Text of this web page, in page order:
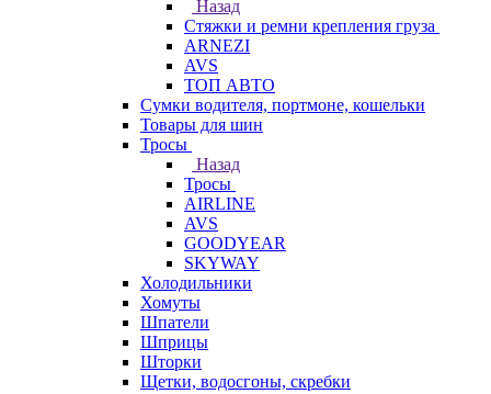
Назад
Стяжки и ремни крепления груза
ARNEZI
AVS
ТОП АВТО
Сумки водителя, портмоне, кошельки
Товары для шин
Тросы
Назад
Тросы
AIRLINE
AVS
GOODYEAR
SKYWAY
Холодильники
Хомуты
Шпатели
Шприцы
Шторки
Щетки, водосгоны, скребки